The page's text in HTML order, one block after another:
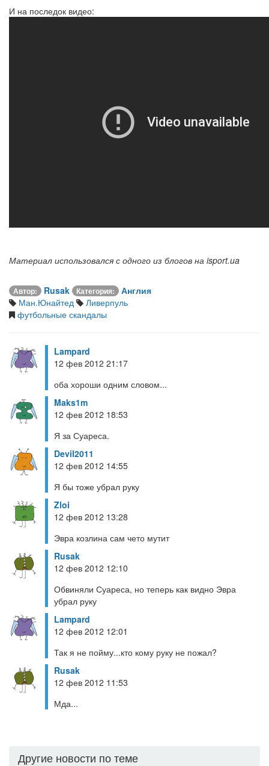
И на последок видео:
Материал использовался с одного из блогов на isport.ua
Автор: Rusak Категория:
Англия
Ман.Юнайтед
Ливерпуль
футбольные скандалы
Lampard
12 фев 2012 21:17
оба хороши одним словом...
Maks1m
12 фев 2012 18:53
Я за Суареса.
Devil2011
12 фев 2012 14:55
Я бы тоже убрал руку
Zloi
12 фев 2012 13:28
Эвра козлина сам чето мутит
Rusak
12 фев 2012 12:10
Обвиняли Суареса, но теперь как видно Эвра
убрал руку
Lampard
12 фев 2012 12:01
Так я не пойму...кто кому руку не пожал?
Rusak
12 фев 2012 11:53
Мда...
Другие новости по теме